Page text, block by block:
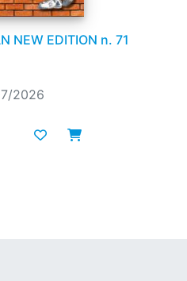
NEW EDITION n. 71
2026